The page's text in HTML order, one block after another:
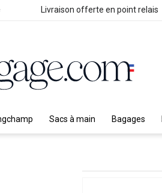
Livraison offerte en point relais
Sacs à main Bagages